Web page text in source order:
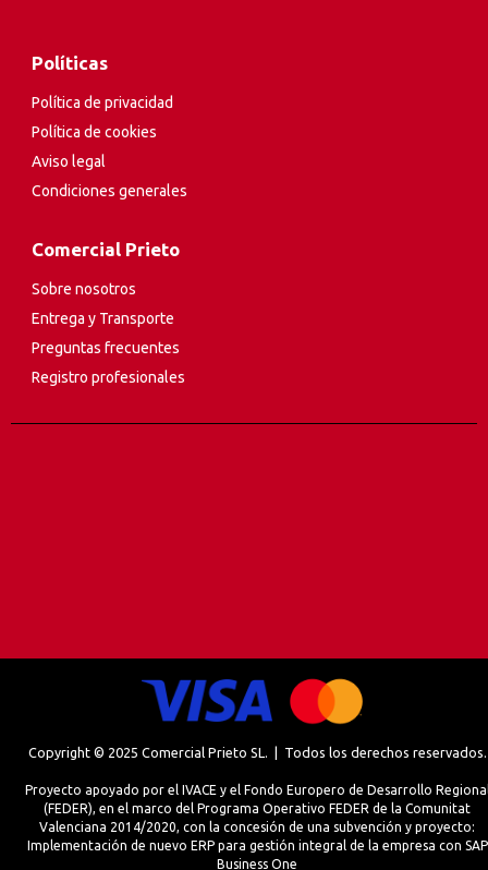
Políticas
Política de privacidad
Política de cookies
Aviso legal
Condiciones generales
Comercial Prieto
Sobre nosotros
Entrega y Transporte
Preguntas frecuentes
Registro profesionales
Copyright © 2025 Comercial Prieto SL. | Todos los derechos reservados.
Proyecto apoyado por el IVACE y el Fondo Europero de Desarrollo
(FEDER), en el marco del Programa Operativo FEDER de la Comunitat
Valenciana 2014/2020, con la concesión de una subvención y proyecto:
Implementación de nuevo ERP para gestión integral de la empresa con SAP
Business One